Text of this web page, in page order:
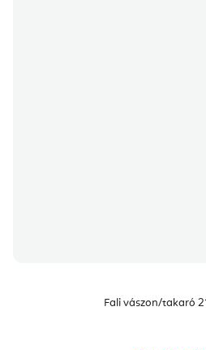
Fali vászon/takaró